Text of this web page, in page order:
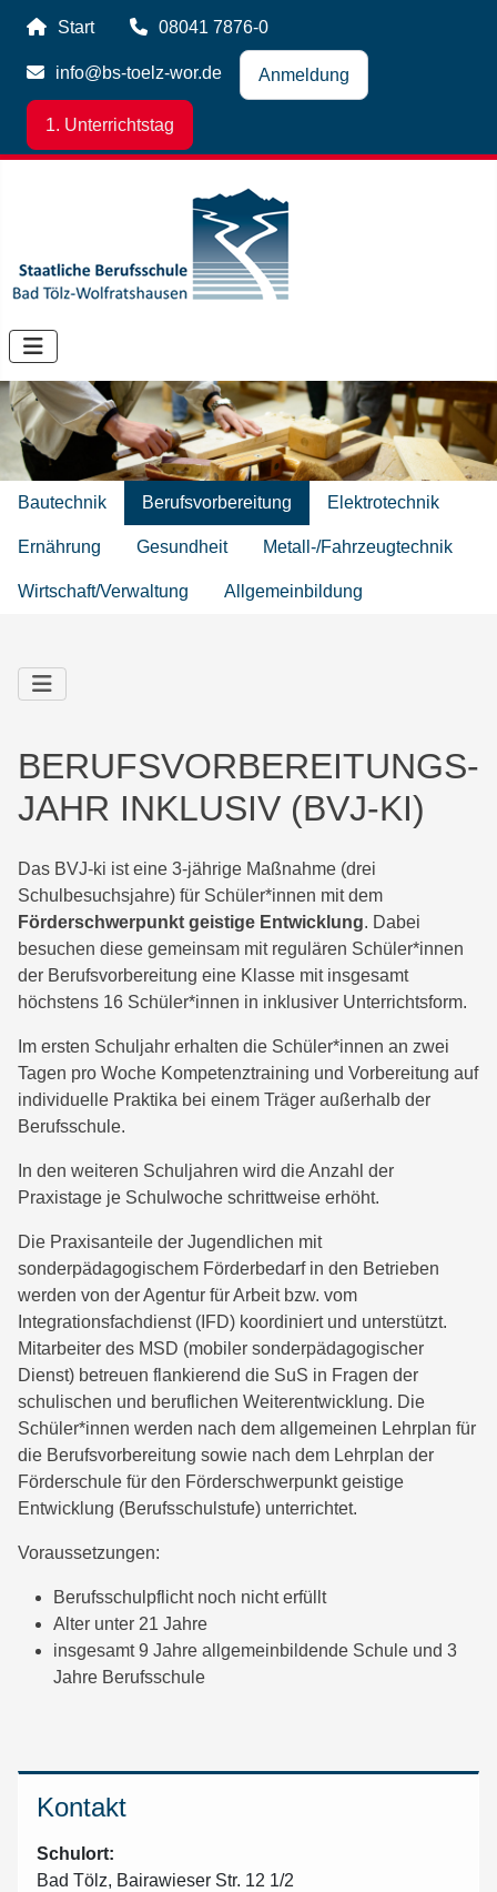
Start 08041 7876-0
info@bs-toelz-wor.de Anmeldung
1. Unterrichtstag
Bautechnik Berufsvorbereitung Elektrotechnik
Ernährung Gesundheit Metall-/Fahrzeugtechnik
Wirtschaft/Verwaltung Allgemeinbildung
BERUFSVORBEREITUNGS­
JAHR INKLUSIV (BVJ-KI)
Das BVJ-ki ist eine 3-jährige Maßnahme (drei
Schulbesuchsjahre) für Schüler*innen mit dem
Förderschwerpunkt geistige Entwicklung. Dabei
besuchen diese gemeinsam mit regulären Schüler*innen
der Berufsvorbereitung eine Klasse mit insgesamt
höchstens 16 Schüler*innen in inklusiver Unterrichtsform.
Im ersten Schuljahr erhalten die Schüler*innen an zwei
Tagen pro Woche Kompetenztraining und Vorbereitung auf
individuelle Praktika bei einem Träger außerhalb der
Berufsschule.
In den weiteren Schuljahren wird die Anzahl der
Praxistage je Schulwoche schrittweise erhöht.
Die Praxisanteile der Jugendlichen mit
sonderpädagogischem Förderbedarf in den Betrieben
werden von der Agentur für Arbeit bzw. vom
Integrationsfachdienst (IFD) koordiniert und unterstützt.
Mitarbeiter des MSD (mobiler sonderpädagogischer
Dienst) betreuen flankierend die SuS in Fragen der
schulischen und beruflichen Weiterentwicklung. Die
Schüler*innen werden nach dem allgemeinen Lehrplan für
die Berufsvorbereitung sowie nach dem Lehrplan der
Förderschule für den Förderschwerpunkt geistige
Entwicklung (Berufsschulstufe) unterrichtet.
Voraussetzungen:
Berufsschulpflicht noch nicht erfüllt
Alter unter 21 Jahre
insgesamt 9 Jahre allgemeinbildende Schule und 3
Jahre Berufsschule
Kontakt
Schulort:
Bad Tölz, Bairawieser Str. 12 1/2